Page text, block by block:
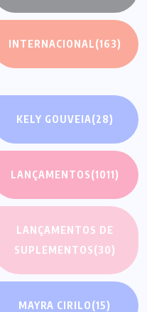
INTERNACIONAL(163)
KELY GOUVEIA(28)
LANÇAMENTOS(1011)
LANÇAMENTOS DE
SUPLEMENTOS(30)
MAYRA CIRILO(15)